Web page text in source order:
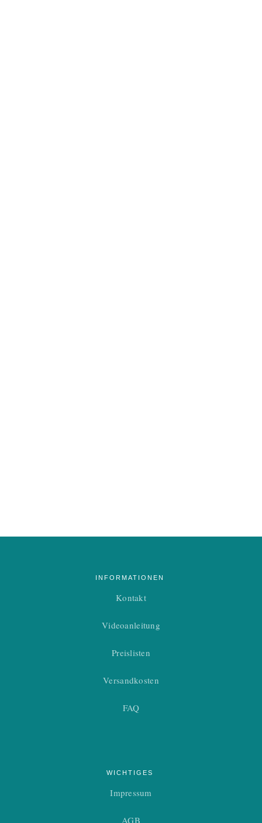
INFORMATIONEN
Kontakt
Videoanleitung
Preislisten
Versandkosten
FAQ
WICHTIGES
Impressum
AGB